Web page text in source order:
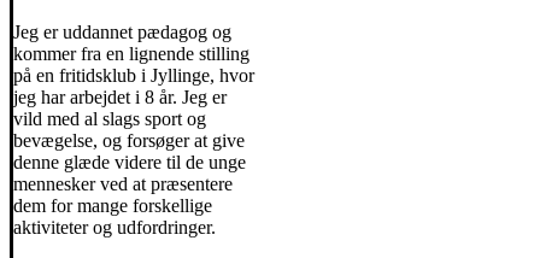
Jeg er uddannet pædagog og
kommer fra en lignende stilling
på en fritidsklub i Jyllinge, hvor
jeg har arbejdet i 8 år. Jeg er
vild med al slags sport og
bevægelse, og forsøger at give
denne glæde videre til de unge
mennesker ved at præsentere
dem for mange forskellige
aktiviteter og udfordringer.